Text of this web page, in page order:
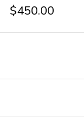
de
5
$450.00